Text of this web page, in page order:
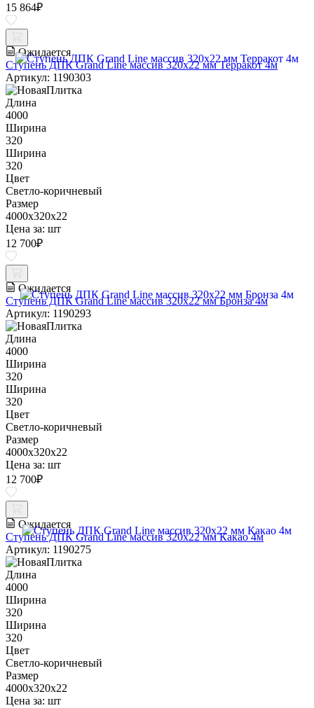
15 864₽
Ожидается
Ступень ДПК Grand Line массив 320х22 мм Терракот 4м
Артикул: 1190303
Длина
4000
Ширина
320
Ширина
320
Цвет
Светло-коричневый
Размер
4000x320x22
Цена за: шт
12 700₽
Ожидается
Ступень ДПК Grand Line массив 320х22 мм Бронза 4м
Артикул: 1190293
Длина
4000
Ширина
320
Ширина
320
Цвет
Светло-коричневый
Размер
4000x320x22
Цена за: шт
12 700₽
Ожидается
Ступень ДПК Grand Line массив 320х22 мм Какао 4м
Артикул: 1190275
Длина
4000
Ширина
320
Ширина
320
Цвет
Светло-коричневый
Размер
4000x320x22
Цена за: шт